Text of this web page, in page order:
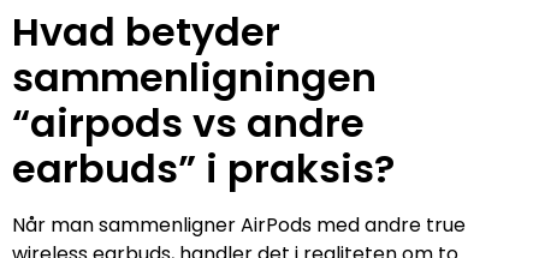
Hvad betyder
sammenligningen
“airpods vs andre
earbuds” i praksis?
Når man sammenligner AirPods med andre true